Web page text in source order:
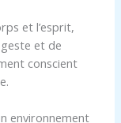
et l’esprit,
et de
conscient
environnement